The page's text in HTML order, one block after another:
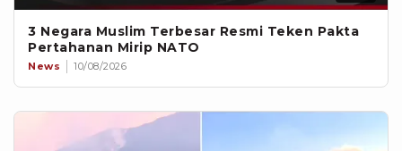
3 Negara Muslim Terbesar Resmi Teken Pakta
Pertahanan Mirip NATO
News 10/08/2026